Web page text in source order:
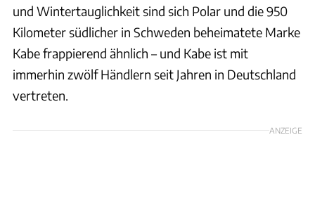
und Wintertauglichkeit sind sich Polar und die 950
Kilometer südlicher in Schweden beheimatete Marke
Kabe frappierend ähnlich – und Kabe ist mit
immerhin zwölf Händlern seit Jahren in Deutschland
vertreten.
ANZEIGE